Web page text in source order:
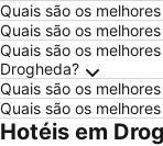
Quais são os
Quais são os
Quais são os
Drogheda?
Quais são os
Quais são os
Hotéis em